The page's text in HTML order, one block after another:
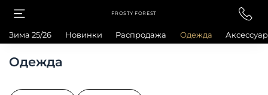
FROSTY FOREST
Зима 25/26 Новинки Распродажа Одежда
Одежда